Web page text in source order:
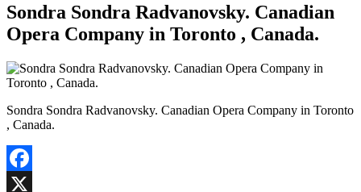
Sondra Sondra Radvanovsky. Canadian
Opera Company in Toronto , Canada.
Sondra Sondra Radvanovsky. Canadian Opera Company in Toronto
, Canada.
Facebook